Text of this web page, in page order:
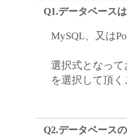
Q1.データベース
MySQL、又は
選択式となって
を選択して頂
Q2.データベース